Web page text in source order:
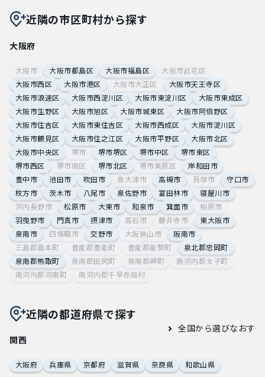
近隣の市区町村から探す
大阪府
大阪市 大阪市都島区 大阪市福島区
大阪市此花区
大阪市西区
大阪市港区 大阪市大正区
大阪市天王寺区
大阪市浪速区
大阪市西淀川区 大阪市東淀川区
大阪市東成区
大阪市生野区
大阪市旭区 大阪市城東区
大阪市阿倍野区
大阪市住吉区
大阪市東住吉区 大阪市西成区
大阪市淀川区
大阪市鶴見区
大阪市住之江区 大阪市平野区
大阪市北区
大阪市中央区
堺市 堺市堺区 堺市中区
堺市東区
堺市西区
堺市南区 堺市北区 堺市美原区
岸和田市
豊中市
池田市 吹田市 泉大津市 高槻市 貝塚市
守口市
枚方市
茨木市 八尾市 泉佐野市 富田林市
寝屋川市
河内長野市
松原市 大東市 和泉市 箕面市
柏原市
羽曳野市
門真市 摂津市 高石市 藤井寺市
東大阪市
泉南市
四條畷市 交野市 大阪狭山市
阪南市
三島郡島本町
豊能郡豊能町 豊能郡能勢町
泉北郡忠岡町
泉南郡熊取町
泉南郡田尻町 泉南郡岬町
南河内郡太子町
南河内郡河南町
南河内郡千早赤阪村
近隣の都道府県で探す
全国から選びなおす
関西
大阪府 兵庫県 京都府 滋賀県 奈良県 和歌山県